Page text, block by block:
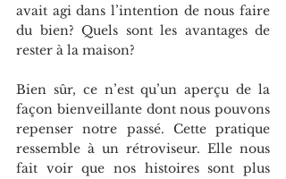
avait agi dans l’intention de nous faire
du bien? Quels sont les avantages de
rester à la maison?
Bien sûr, ce n’est qu’un aperçu de la
façon bienveillante dont nous pouvons
repenser notre passé. Cette pratique
ressemble à un rétroviseur. Elle nous
fait voir que nos histoires sont plus